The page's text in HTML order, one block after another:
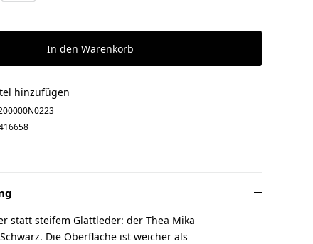
In den Warenkorb
hinzufügen
statt steifem Glattleder: der Thea Mika
Die Oberfläche ist weicher als